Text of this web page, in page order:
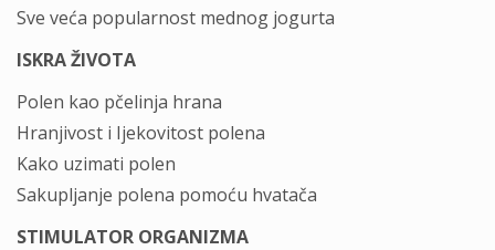
Sve veća popularnost mednog jogurta
ISKRA ŽIVOTA
Polen kao pčelinja hrana
Hranjivost i Ijekovitost polena
Kako uzimati polen
Sakupljanje polena pomoću hvatača
STIMULATOR ORGANIZMA